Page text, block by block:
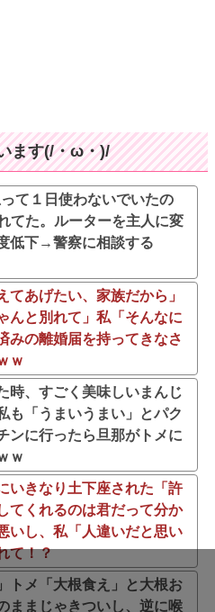
ます(/・ω・)/
て１日使わないでいたの
てた。ルーターを主人に変
低下→警察に相談する
てあげたい、家族だから」
んと別れて」私「そんなに
みの離婚届を持ってきなさ
ｗ
時、すごく美味しいまんじ
も「うまいうまい」とパク
ンに行ったら旦那がトメに
ｗ
いきなり土下座された「許
てくれるのは君だって分か
いし、私「人違いだと思い
て！？
トメ「大根食え」と大根お
ままじゃきついし、逆に喉